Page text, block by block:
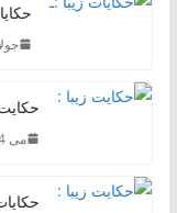
جولای
می 24, 2023